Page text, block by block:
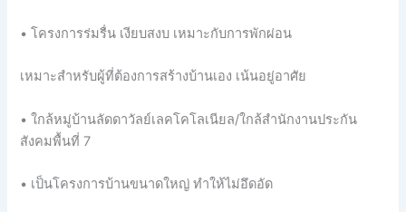
• โครงการร่มรื่น เงียบสงบ เหมาะกับการพักผ่อน
เหมาะสำหรับผู้ที่ต้องการสร้างบ้านเอง เน้นอยู่อาศัย
• ใกล้หมู่บ้านลัดดาวัลย์เลคโคโลเนียล/ใกล้สำนักงานประกัน
สังคมพื้นที่ 7
• เป็นโครงการบ้านขนาดใหญ่ ทำให้ไม่อึดอัด